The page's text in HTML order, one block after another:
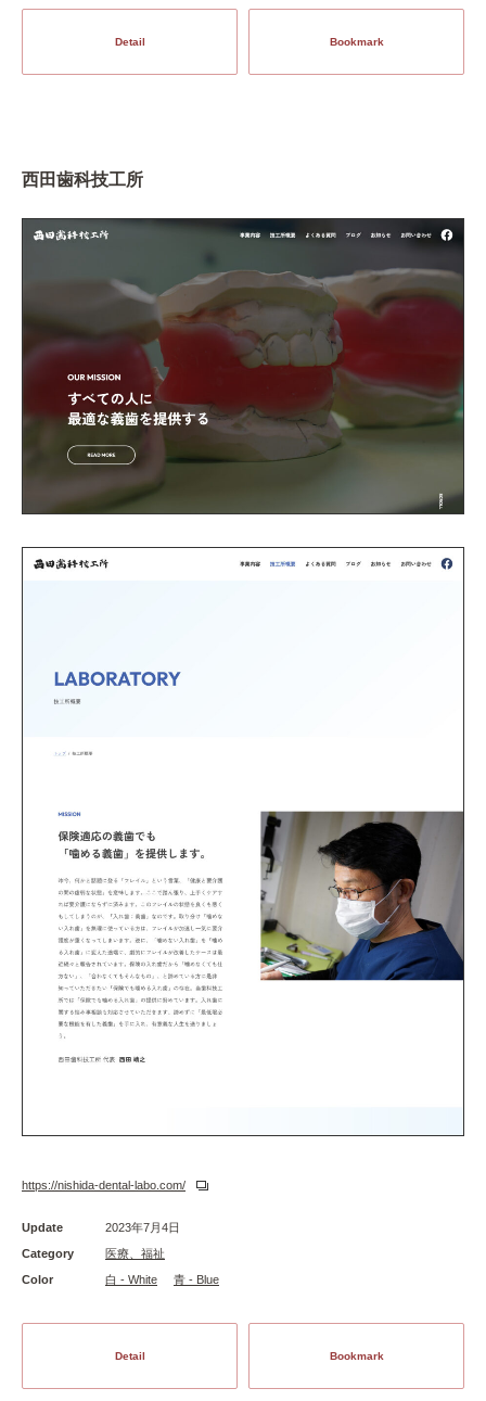
Detail Bookmark
西田歯科技工所
https://nishida-dental-labo.com/
Update
2023年7月4日
Category
医療、福祉
Color
白 - White 青 - Blue
Detail Bookmark